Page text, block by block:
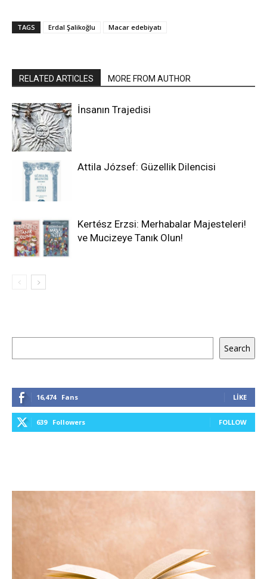
TAGS Erdal Şalikoğlu Macar edebiyatı
RELATED ARTICLES MORE FROM AUTHOR
İnsanın Trajedisi
Attila József: Güzellik Dilencisi
Kertész Erzsi: Merhabalar Majesteleri!
ve Mucizeye Tanık Olun!
Search
16,474 Fans LIKE
639 Followers FOLLOW